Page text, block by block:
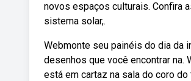
novos espaços culturais. Confira
sistema solar,.
Webmonte seu painéis do dia da
desenhos que você encontrar
está em cartaz na sala do coro